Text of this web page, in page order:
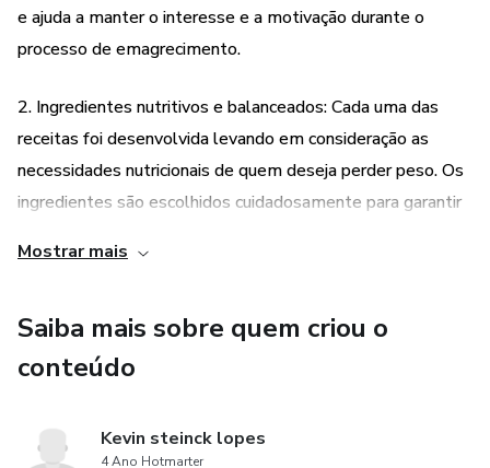
receitas para perder peso em 30 dias" é uma ótima opção
para você. Com suas receitas deliciosas e fáceis de fazer,
saudável enquanto atinge seus objetivos de perda de
peso.
e ajuda a manter o interesse e a motivação durante o
processo de emagrecimento.
2. Ingredientes nutritivos e balanceados: Cada uma das
receitas foi desenvolvida levando em consideração as
necessidades nutricionais de quem deseja perder peso. Os
ingredientes são escolhidos cuidadosamente para garantir
baixo teor calórico.
3. Facilidade de preparo: Todas as receitas do e-book são
fáceis de fazer, o que torna o processo de emagrecimento
instruções e preparar pratos deliciosos e saudáveis.
Mostrar mais
Saiba mais sobre quem criou o
conteúdo
Kevin steinck lopes
4 Ano Hotmarter